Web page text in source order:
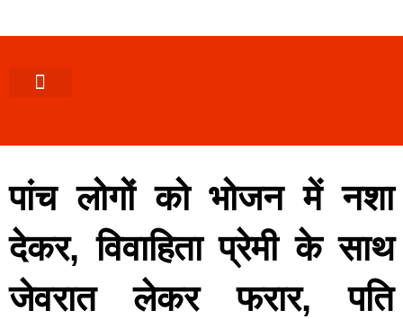
पांच लोगों को भोजन में नशा
देकर, विवाहिता प्रेमी के साथ
जेवरात लेकर फरार, पति